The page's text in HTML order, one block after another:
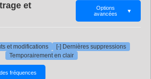
et
Options
avancées
▼
et modifications
[-] Dernières suppressions
Temporairement en clair